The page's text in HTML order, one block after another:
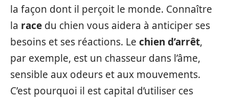
la façon dont il perçoit le monde. Connaître
la race du chien vous aidera à anticiper ses
besoins et ses réactions. Le chien d’arrêt,
par exemple, est un chasseur dans l’âme,
sensible aux odeurs et aux mouvements.
C’est pourquoi il est capital d’utiliser ces